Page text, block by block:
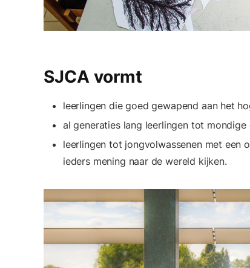
SJCA vormt
leerlingen die goed gewapend aan het
al generaties lang leerlingen tot
leerlingen tot jongvolwassenen met een
ieders mening naar de wereld kijken.